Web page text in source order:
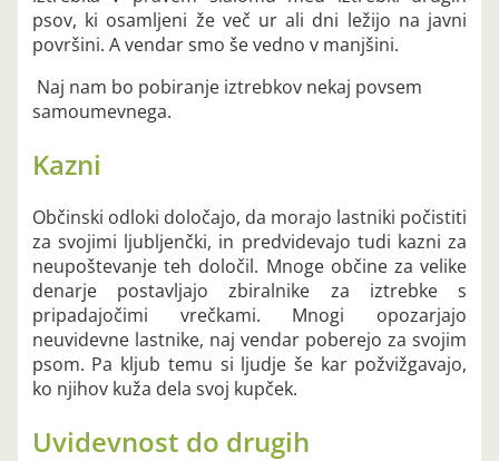
psov, ki osamljeni že več ur ali dni ležijo na javni
površini. A vendar smo še vedno v manjšini.
Naj nam bo pobiranje iztrebkov nekaj povsem
samoumevnega.
Kazni
Občinski odloki določajo, da morajo lastniki počistiti
za svojimi ljubljenčki, in predvidevajo tudi kazni za
neupoštevanje teh določil. Mnoge občine za velike
denarje postavljajo zbiralnike za iztrebke s
pripadajočimi vrečkami. Mnogi opozarjajo
neuvidevne lastnike, naj vendar poberejo za svojim
psom. Pa kljub temu si ljudje še kar požvižgavajo,
ko njihov kuža dela svoj kupček.
Uvidevnost do drugih